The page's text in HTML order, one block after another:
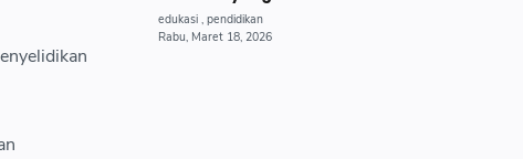
(Panduan Lengkap untuk Pemula)